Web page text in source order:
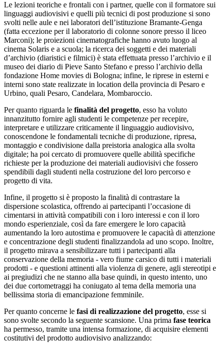
Le lezioni teoriche e frontali con i partner, quelle con il formatore sui
linguaggi audiovisivi e quelli più tecnici di post produzione si sono
svolti nelle aule e nei laboratori dell’istituzione Bramante-Genga
(fatta eccezione per il laboratorio di colonne sonore presso il liceo
Marconi); le proiezioni cinematografiche hanno avuto luogo al
cinema Solaris e a scuola; la ricerca dei soggetti e dei materiali
d’archivio (diaristici e filmici) è stata effettuata presso l’archivio e il
museo dei diario di Pieve Santo Stefano e presso l’archivio della
fondazione Home movies di Bologna; infine, le riprese in esterni e
interni sono state realizzate in location della provincia di Pesaro e
Urbino, quali Pesaro, Candelara, Mombaroccio.
Per quanto riguarda le finalità del progetto, esso ha voluto
innanzitutto fornire agli studenti le competenze per recepire,
interpretare e utilizzare criticamente il linguaggio audiovisivo,
conoscendone le fondamentali tecniche di produzione, ripresa,
montaggio e condivisione dalla preistoria analogica alla svolta
digitale; ha poi cercato di promuovere quelle abilità specifiche
richieste per la produzione dei materiali audiovisivi che fossero
spendibili dagli studenti nella costruzione del loro percorso e
progetto di vita.
Infine, il progetto si è proposto la finalità di contrastare la
dispersione scolastica, offrendo ai partecipanti l’occasione di
cimentarsi in attività compatibili con i loro interessi e con il loro
mondo esperienziale, così da fare emergere le loro capacità
aumentando la loro autostima e promuovere le capacità di attenzione
e concentrazione degli studenti finalizzandola ad uno scopo. Inoltre,
il progetto mirava a sensibilizzare tutti i partecipanti alla
conservazione della memoria - vero fiume carsico di tutti i materiali
prodotti - e questioni attinenti alla violenza di genere, agli stereotipi e
ai pregiudizi che ne stanno alla base quindi, in questo intento, uno
dei due cortometraggi ha coniugato al tema della memoria una
bellissima storia di emancipazione femminile.
Per quanto concerne le fasi di realizzazione del progetto, esse si
sono svolte secondo la seguente scansione. Una prima fase teorica
ha permesso, tramite una intensa formazione, di acquisire elementi
costitutivi del prodotto audiovisivo analizzando: